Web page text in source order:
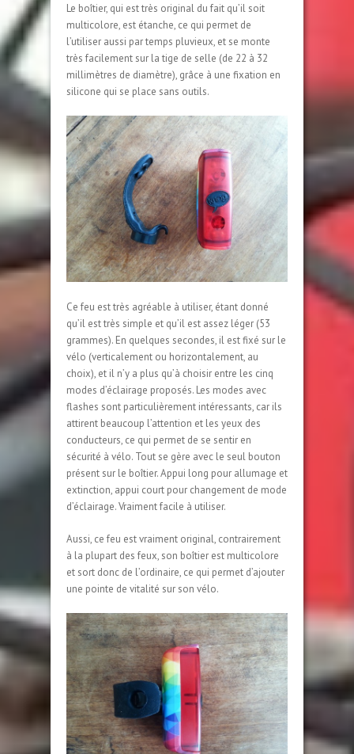
Le boîtier, qui est très original du fait qu’il soit
multicolore, est étanche, ce qui permet de
l’utiliser aussi par temps pluvieux, et se monte
très facilement sur la tige de selle (de 22 à 32
millimètres de diamètre), grâce à une fixation en
silicone qui se place sans outils.
Ce feu est très agréable à utiliser, étant donné
qu’il est très simple et qu’il est assez léger (53
grammes). En quelques secondes, il est fixé sur le
vélo (verticalement ou horizontalement, au
choix), et il n’y a plus qu’à choisir entre les cinq
modes d’éclairage proposés. Les modes avec
flashes sont particulièrement intéressants, car ils
attirent beaucoup l’attention et les yeux des
conducteurs, ce qui permet de se sentir en
sécurité à vélo. Tout se gère avec le seul bouton
présent sur le boîtier. Appui long pour allumage et
extinction, appui court pour changement de mode
d’éclairage. Vraiment facile à utiliser.
Aussi, ce feu est vraiment original, contrairement
à la plupart des feux, son boîtier est multicolore
et sort donc de l’ordinaire, ce qui permet d’ajouter
une pointe de vitalité sur son vélo.